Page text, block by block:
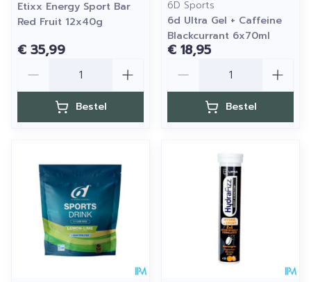
Etixx Energy Sport Bar
Red Fruit 12x40g
€ 35,99
Bestel
6D Sports
6d Ultra Gel + Caffeine
Blackcurrant 6x70ml
€ 18,95
Bestel